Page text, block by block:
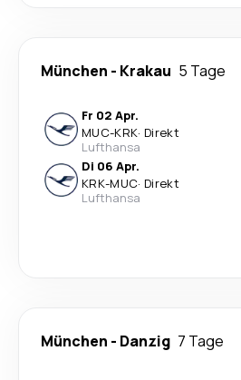
München - Krakau 5 Tage
Fr 02 Apr.
MUC-KRK· Direkt
Lufthansa
Di 06 Apr.
KRK-MUC· Direkt
Lufthansa
München - Danzig 7 Tage